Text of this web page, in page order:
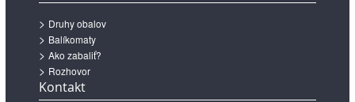
Druhy obalov
Balíkomaty
Ako zabaliť?
Rozhovor
Kontakt